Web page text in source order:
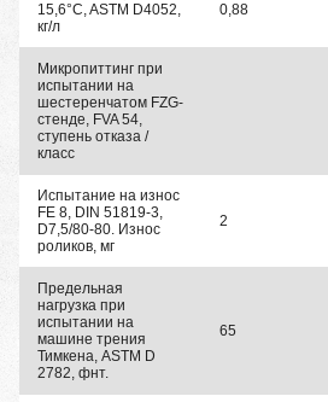
15,6°C, ASTM D4052,
кг/л
0,88
Микропиттинг при
испытании на
шестеренчатом FZG-
стенде, FVA 54,
ступень отказа /
класс
Испытание на износ
FE 8, DIN 51819-3,
D7,5/80-80. Износ
роликов, мг
2
Предельная
нагрузка при
испытании на
машине трения
Тимкена, ASTM D
2782, фнт.
65